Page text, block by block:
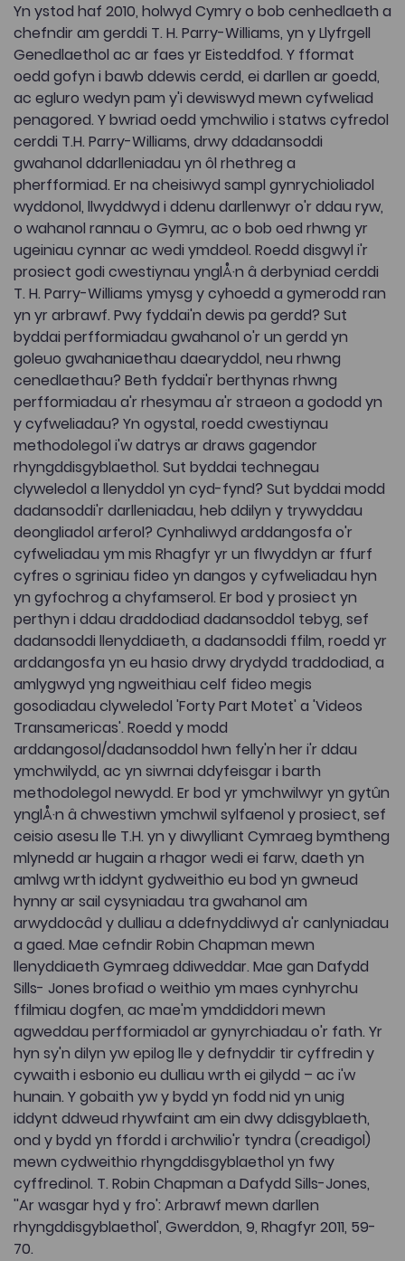
Yn ystod haf 2010, holwyd Cymry o bob cenhedlaeth a
chefndir am gerddi T. H. Parry-Williams, yn y Llyfrgell
Genedlaethol ac ar faes yr Eisteddfod. Y fformat
oedd gofyn i bawb ddewis cerdd, ei darllen ar goedd,
ac egluro wedyn pam y'i dewiswyd mewn cyfweliad
penagored. Y bwriad oedd ymchwilio i statws cyfredol
cerddi T.H. Parry-Williams, drwy ddadansoddi
gwahanol ddarlleniadau yn ôl rhethreg a
pherfformiad. Er na cheisiwyd sampl gynrychioliadol
wyddonol, llwyddwyd i ddenu darllenwyr o'r ddau ryw,
o wahanol rannau o Gymru, ac o bob oed rhwng yr
ugeiniau cynnar ac wedi ymddeol. Roedd disgwyl i'r
prosiect godi cwestiynau ynglÅ·n â derbyniad cerddi
T. H. Parry-Williams ymysg y cyhoedd a gymerodd ran
yn yr arbrawf. Pwy fyddai'n dewis pa gerdd? Sut
byddai perfformiadau gwahanol o'r un gerdd yn
goleuo gwahaniaethau daearyddol, neu rhwng
cenedlaethau? Beth fyddai'r berthynas rhwng
perfformiadau a'r rhesymau a'r straeon a gododd yn
y cyfweliadau? Yn ogystal, roedd cwestiynau
methodolegol i'w datrys ar draws gagendor
rhyngddisgyblaethol. Sut byddai technegau
clyweledol a llenyddol yn cyd-fynd? Sut byddai modd
dadansoddi'r darlleniadau, heb ddilyn y trywyddau
deongliadol arferol? Cynhaliwyd arddangosfa o'r
cyfweliadau ym mis Rhagfyr yr un flwyddyn ar ffurf
cyfres o sgriniau fideo yn dangos y cyfweliadau hyn
yn gyfochrog a chyfamserol. Er bod y prosiect yn
perthyn i ddau draddodiad dadansoddol tebyg, sef
dadansoddi llenyddiaeth, a dadansoddi ffilm, roedd yr
arddangosfa yn eu hasio drwy drydydd traddodiad, a
amlygwyd yng ngweithiau celf fideo megis
gosodiadau clyweledol 'Forty Part Motet' a 'Videos
Transamericas'. Roedd y modd
arddangosol/dadansoddol hwn felly'n her i'r ddau
ymchwilydd, ac yn siwrnai ddyfeisgar i barth
methodolegol newydd. Er bod yr ymchwilwyr yn gytûn
ynglÅ·n â chwestiwn ymchwil sylfaenol y prosiect, sef
ceisio asesu lle T.H. yn y diwylliant Cymraeg bymtheng
mlynedd ar hugain a rhagor wedi ei farw, daeth yn
amlwg wrth iddynt gydweithio eu bod yn gwneud
hynny ar sail cysyniadau tra gwahanol am
arwyddocâd y dulliau a ddefnyddiwyd a'r canlyniadau
a gaed. Mae cefndir Robin Chapman mewn
llenyddiaeth Gymraeg ddiweddar. Mae gan Dafydd
Sills- Jones brofiad o weithio ym maes cynhyrchu
ffilmiau dogfen, ac mae'm ymddiddori mewn
agweddau perfformiadol ar gynyrchiadau o'r fath. Yr
hyn sy'n dilyn yw epilog lle y defnyddir tir cyffredin y
cywaith i esbonio eu dulliau wrth ei gilydd – ac i'w
hunain. Y gobaith yw y bydd yn fodd nid yn unig
iddynt ddweud rhywfaint am ein dwy ddisgyblaeth,
ond y bydd yn ffordd i archwilio'r tyndra (creadigol)
mewn cydweithio rhyngddisgyblaethol yn fwy
cyffredinol. T. Robin Chapman a Dafydd Sills-Jones,
''Ar wasgar hyd y fro': Arbrawf mewn darllen
rhyngddisgyblaethol', Gwerddon, 9, Rhagfyr 2011, 59-
70.